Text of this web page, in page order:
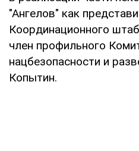
"Ангелов" как
Координационного
член профильного
нацбезопасности и
Копытин.